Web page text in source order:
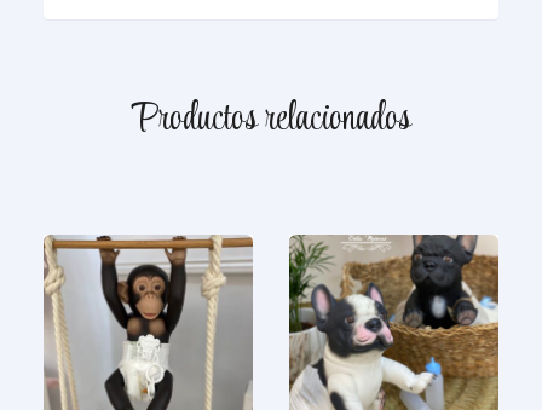
Productos relacionados